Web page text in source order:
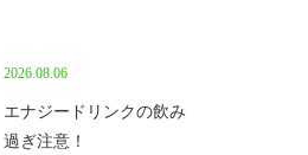
2026.08.06
エナジードリンクの飲み
過ぎ注意！